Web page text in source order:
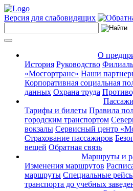
Версия для слабовидящих
О
История Руководство
«Мосгортранс» Наши
Корпоративная социальная
данных Охрана труда
Тарифы и билеты Правила
городским транспортом
вокзалы Сервисный центр
Страхование пассажиров
вещей Обратная связь
Маршруты и
Изменения маршрутов
маршруты Специальные
транспорта до учебных